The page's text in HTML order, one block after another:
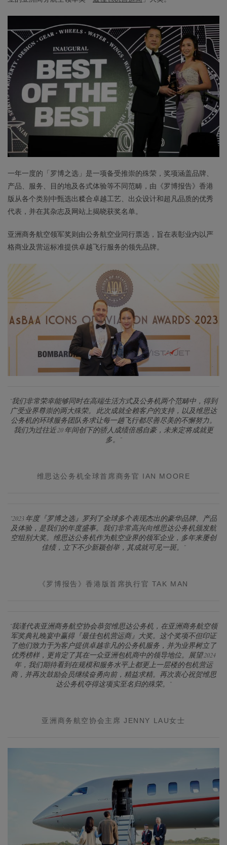
一年一度的「罗博之选」是一项备受推崇的殊荣，奖项涵盖品牌、
产品、服务、目的地及各式体验等不同范畴，由《罗博报告》香港
版从各个类别中甄选出糅合卓越工艺、出众设计和超凡品质的优秀
代表，并在其杂志及网站上揭晓获奖名单。
亚洲商务航空领军奖则由公务航空业同行票选，旨在表彰业内以严
格商业及营运标准提供卓越飞行服务的领先品牌。
“我们非常荣幸能够同时在高端生活方式及公务机两个范畴中，得到
广受业界尊崇的两大殊荣。 此次成就全赖客户的支持，以及维思达
公务机的环球服务团队务求让每一趟飞行都尽善尽美的不懈努力。
我们为过往近 20 年间创下的骄人成绩倍感自豪，未来定将成就更
多。”
维思达公务机全球首席商务官 IAN MOORE
“2023 年度『罗博之选』罗列了全球多个表现杰出的豪华品牌、产品
及体验，是我们的年度盛事。我们非常高兴向维思达公务机颁发航
空组别大奖。维思达公务机作为航空业界的领军企业，多年来屡创
佳绩，立下不少新颖创举，其成就可见一斑。”
《罗博报告》香港版首席执行官 TAK MAN
“我谨代表亚洲商务航空协会恭贺维思达公务机，在亚洲商务航空领
军奖典礼晚宴中赢得『最佳包机营运商』大奖。这个奖项不但印证
了他们致力于为客户提供卓越非凡的公务机服务，并为业界树立了
优秀榜样，更肯定了其在一众亚洲包机商中的领导地位。展望 2024
年，我们期待看到在规模和服务水平上都更上一层楼的包机营运
商，并再次鼓励会员继续奋勇向前，精益求精。再次衷心祝贺维思
达公务机夺得这项实至名归的殊荣。”
亚洲商务航空协会主席 JENNY LAU女士